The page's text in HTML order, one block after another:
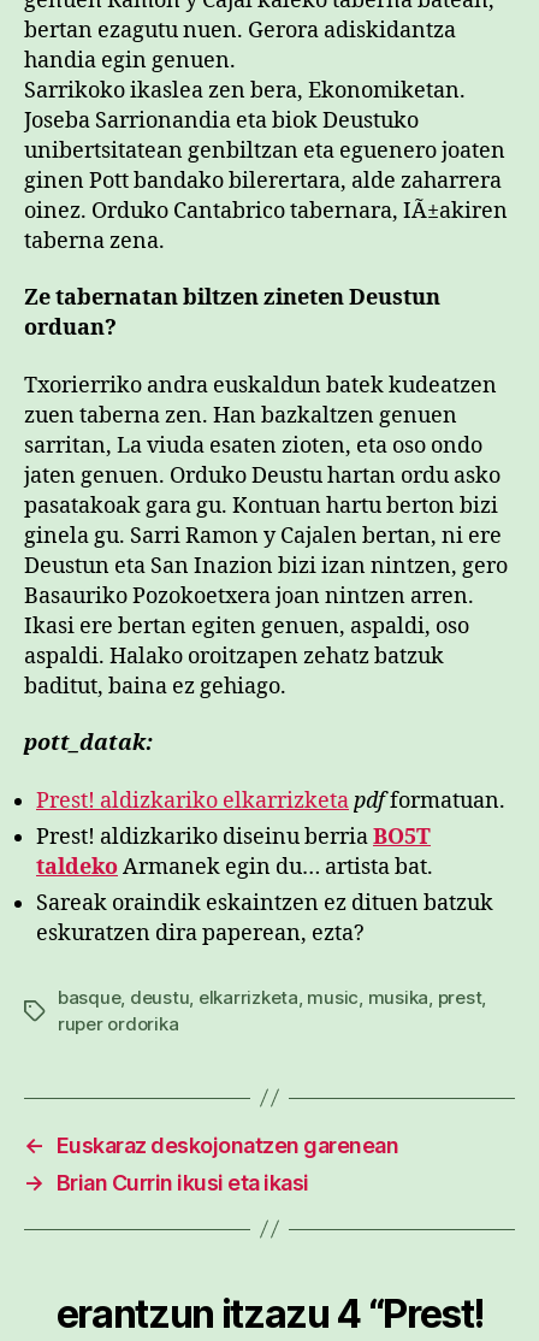
bertan ezagutu nuen. Gerora adiskidantza
handia egin genuen.
Sarrikoko ikaslea zen bera, Ekonomiketan.
Joseba Sarrionandia eta biok Deustuko
unibertsitatean genbiltzan eta eguenero joaten
ginen Pott bandako bilerertara, alde zaharrera
oinez. Orduko Cantabrico tabernara, IÃ±akiren
taberna zena.
Ze tabernatan biltzen zineten Deustun
orduan?
Txorierriko andra euskaldun batek kudeatzen
zuen taberna zen. Han bazkaltzen genuen
sarritan, La viuda esaten zioten, eta oso ondo
jaten genuen. Orduko Deustu hartan ordu asko
pasatakoak gara gu. Kontuan hartu berton bizi
ginela gu. Sarri Ramon y Cajalen bertan, ni ere
Deustun eta San Inazion bizi izan nintzen, gero
Basauriko Pozokoetxera joan nintzen arren.
Ikasi ere bertan egiten genuen, aspaldi, oso
aspaldi. Halako oroitzapen zehatz batzuk
baditut, baina ez gehiago.
pott_datak:
Prest! aldizkariko elkarrizketapdfformatuan.
Prest! aldizkariko diseinu berriaBO5T
taldekoArmanek egin du… artista bat.
Sareak oraindik eskaintzen ez dituen batzuk
eskuratzen dira paperean, ezta?
Etiketak
basque, deustu elkarrizketa music musika prest,
ruper ordorika
←
Euskaraz deskojonatzen garenean
→
Brian Currin ikusi eta ikasi
erantzun itzazu 4 “Prest!